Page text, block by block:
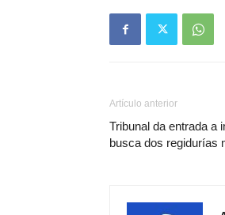
Artículo anterior
Tribunal da entrada a
busca dos regidurías